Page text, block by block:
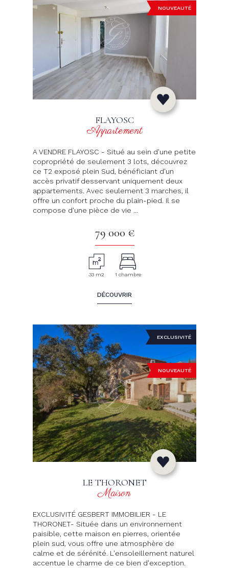
NOUVEAUTÉ
FLAYOSC
Appartement
A VENDRE FLAYOSC - Situé au sein d'une petite
copropriété de seulement 3 lots, découvrez
ce T2 exposé plein Sud, bénéficiant d'un
accès privatif desservant uniquement deux
appartements. Avec seulement 3 marches, il
offre un confort proche du plain-pied. Il se
compose d'une pièce de vie ...
79 000 €
33 m2 1 chambre
DÉCOUVRIR
EXCLUSIVITÉ
NOUVEAUTÉ
LE THORONET
Maison
EXCLUSIVITÉ GESBERT IMMOBILIER - LE
THORONET- Située dans un environnement
paisible, cette maison en pierres, orientée
plein sud, vous offre une atmosphère de
calme et de sérénité. L'ensoleillement naturel
accentue le charme de ce bien d'exception.